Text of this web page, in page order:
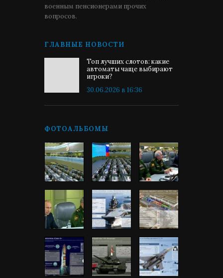
военным пенсионерами прочих
вопросов.
ГЛАВНЫЕ НОВОСТИ
Топ лучших слотов: какие
автоматы чаще выбирают
игроки?
30.06.2026 в 16:36
ФОТОАЛЬБОМЫ